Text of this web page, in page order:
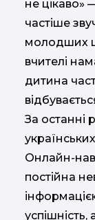
не цікаво»
частіше
молодших
вчителі
дитина
За останні
Онлайн-
постійна